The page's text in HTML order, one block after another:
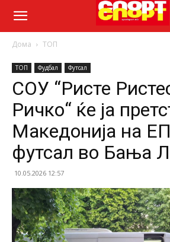
Дома ТОП
ТОП Фудбал Футсал
СОУ “Ристе
Ричко“ ќе ја
Македонија на
футсал во Бања
10.05.2026 12:57